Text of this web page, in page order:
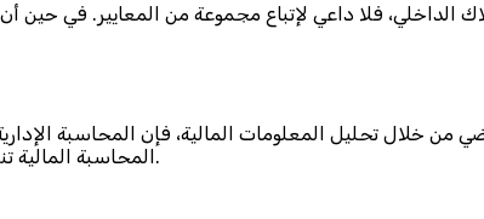
الداخلي، فلا داعي لإتباع مجموعة من المعايير. في
من خلال تحليل المعلومات المالية، فإن المحاسبة
المحاسبة المالية تنظر فقط إلى الماضي، حيث يستخدم المستثمرون والدائنون البيانات المالية لوضع توقعاتهم الخاصة.